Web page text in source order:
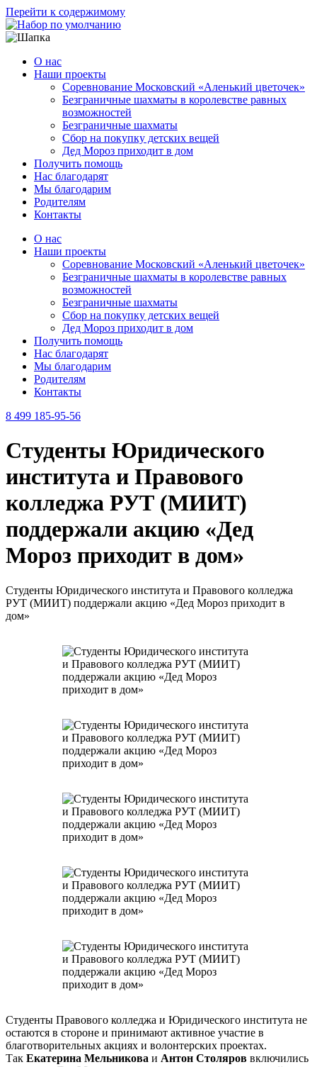
Перейти к содержимому
О нас
Наши проекты
Соревнование Московский «Аленький цветочек»
Безграничные шахматы в королевстве равных
возможностей
Безграничные шахматы
Сбор на покупку детских вещей
Дед Мороз приходит в дом
Получить помощь
Нас благодарят
Мы благодарим
Родителям
Контакты
О нас
Наши проекты
Соревнование Московский «Аленький цветочек»
Безграничные шахматы в королевстве равных
возможностей
Безграничные шахматы
Сбор на покупку детских вещей
Дед Мороз приходит в дом
Получить помощь
Нас благодарят
Мы благодарим
Родителям
Контакты
8 499 185-95-56
Студенты Юридического
института и Правового
колледжа РУТ (МИИТ)
поддержали акцию «Дед
Мороз приходит в дом»
Студенты Юридического института и Правового колледжа
РУТ (МИИТ) поддержали акцию «Дед Мороз приходит в
дом»
Студенты Правового колледжа и Юридического института не
остаются в стороне и принимают активное участие в
благотворительных акциях и волонтерских проектах.
Так Екатерина Мельникова и Антон Столяров включились